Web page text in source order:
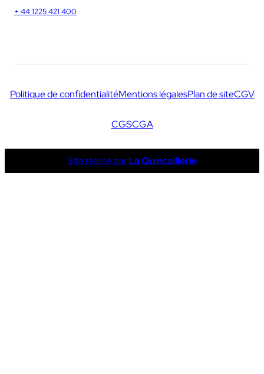
+ 44 1225 421 400
Politique de confidentialitéMentions légalesPlan de siteCGV
CGSCGA
Site réalisé parLa Quincaillerie